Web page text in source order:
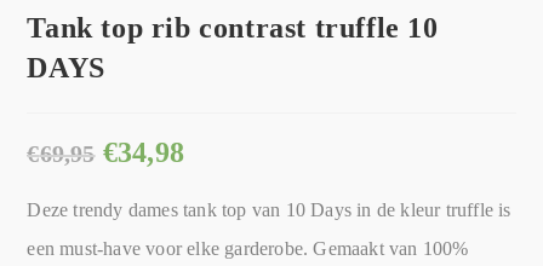
Tank top rib contrast truffle 10
DAYS
€69,95 €34,98
Deze trendy dames tank top van 10 Days in de kleur truffle is
een must-have voor elke garderobe. Gemaakt van 100%